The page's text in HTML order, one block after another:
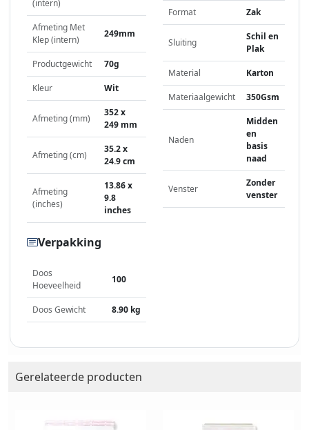
(intern)
Afmeting Met
Klep (intern)
249mm
Productgewicht 70g
Kleur Wit
Afmeting (mm)
352 x
249 mm
Afmeting (cm)
35.2 x
24.9 cm
Afmeting
(inches)
13.86 x
9.8
inches
Format Zak
Sluiting
Schil en
Plak
Material Karton
Materiaalgewicht 350Gsm
Naden
Midden
en
basis
naad
Venster
Zonder
venster
Verpakking
Doos
Hoeveelheid
100
Doos Gewicht 8.90 kg
Gerelateerde producten